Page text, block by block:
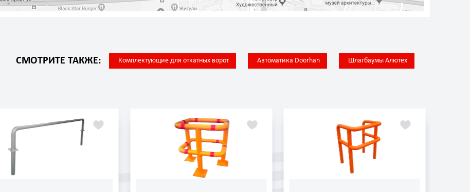
СМОТРИТЕ ТАКЖЕ: Комплектующие для откатных ворот Автоматика Doorhan Шлагбаумы Алютех